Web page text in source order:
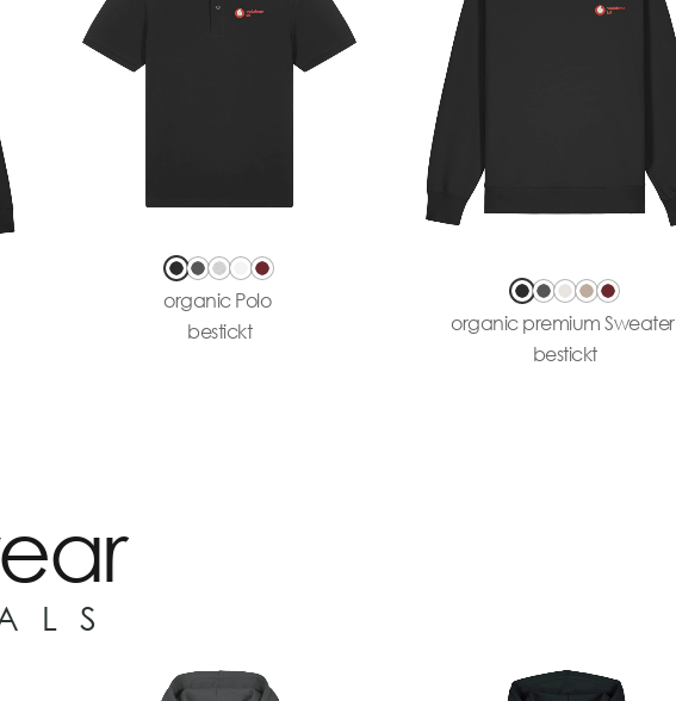
organic Polo
bestickt
organic premium Sweater
bestickt